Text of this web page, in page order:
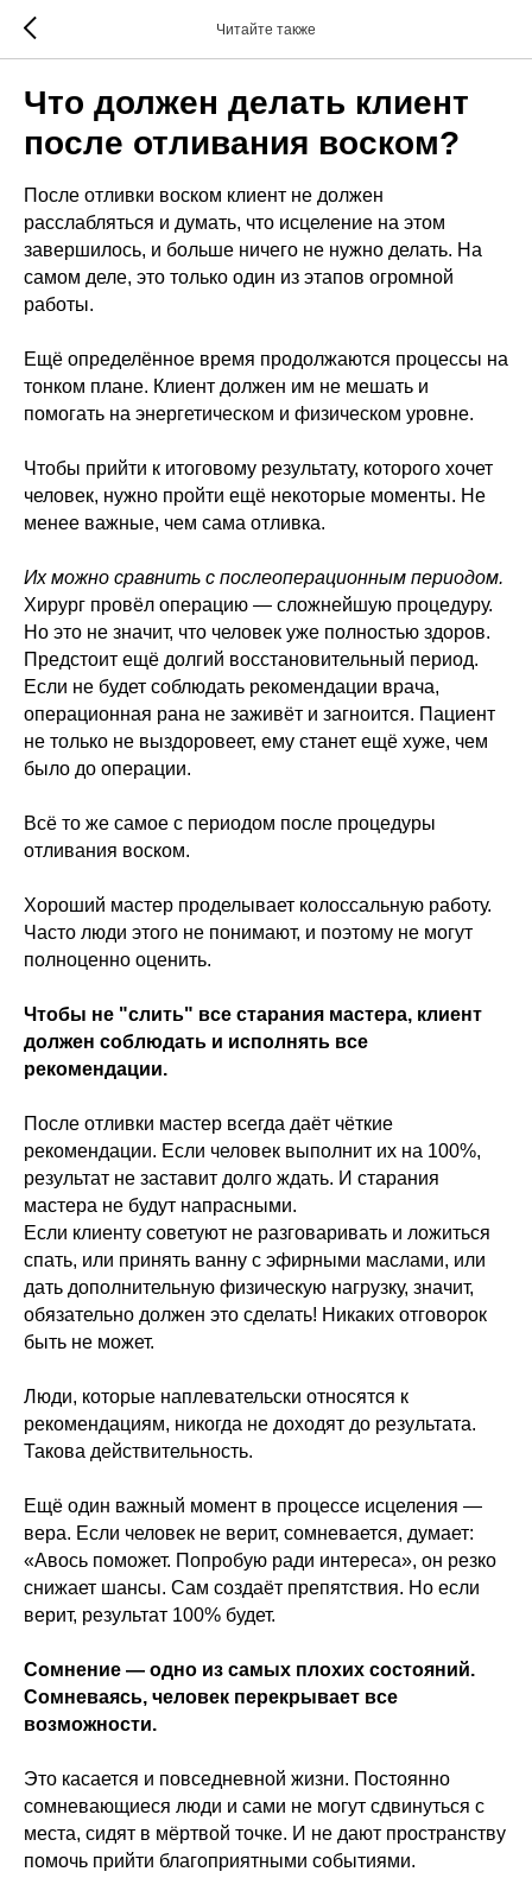
Читайте также
Что должен делать клиент
после отливания воском?
После отливки воском клиент не должен
расслабляться и думать, что исцеление на этом
завершилось, и больше ничего не нужно делать. На
самом деле, это только один из этапов огромной
работы.
Ещё определённое время продолжаются процессы на
тонком плане. Клиент должен им не мешать и
помогать на энергетическом и физическом уровне.
Чтобы прийти к итоговому результату, которого хочет
человек, нужно пройти ещё некоторые моменты. Не
менее важные, чем сама отливка.
Их можно сравнить с послеоперационным периодом.
Хирург провёл операцию — сложнейшую процедуру.
Но это не значит, что человек уже полностью здоров.
Предстоит ещё долгий восстановительный период.
Если не будет соблюдать рекомендации врача,
операционная рана не заживёт и загноится. Пациент
не только не выздоровеет, ему станет ещё хуже, чем
было до операции.
Всё то же самое с периодом после процедуры
отливания воском.
Хороший мастер проделывает колоссальную работу.
Часто люди этого не понимают, и поэтому не могут
полноценно оценить.
Чтобы не "слить" все старания мастера, клиент
должен соблюдать и исполнять все
рекомендации.
После отливки мастер всегда даёт чёткие
рекомендации. Если человек выполнит их на 100%,
результат не заставит долго ждать. И старания
мастера не будут напрасными.
Если клиенту советуют не разговаривать и ложиться
спать, или принять ванну с эфирными маслами, или
дать дополнительную физическую нагрузку, значит,
обязательно должен это сделать! Никаких отговорок
быть не может.
Люди, которые наплевательски относятся к
рекомендациям, никогда не доходят до результата.
Такова действительность.
Ещё один важный момент в процессе исцеления —
вера. Если человек не верит, сомневается, думает:
«Авось поможет. Попробую ради интереса», он резко
снижает шансы. Сам создаёт препятствия. Но если
верит, результат 100% будет.
Сомнение — одно из самых плохих состояний.
Сомневаясь, человек перекрывает все
возможности.
Это касается и повседневной жизни. Постоянно
сомневающиеся люди и сами не могут сдвинуться с
места, сидят в мёртвой точке. И не дают пространству
помочь прийти благоприятными событиями.